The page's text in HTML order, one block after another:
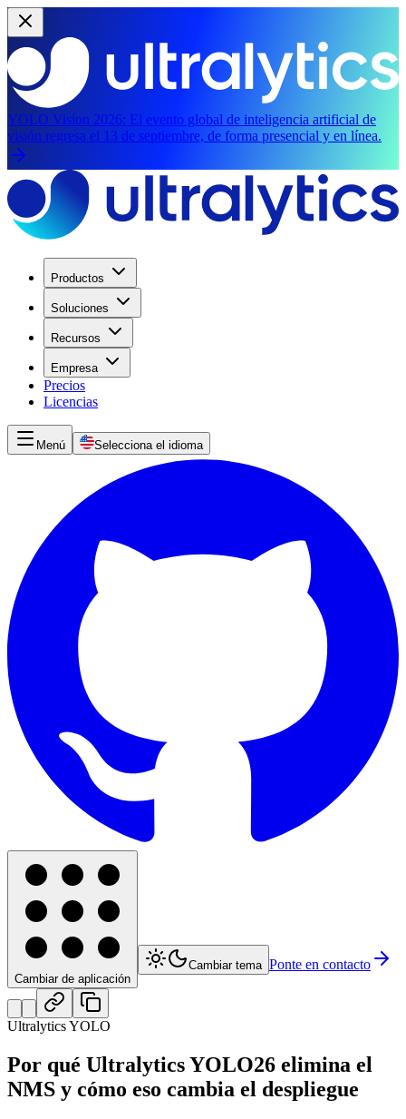
YOLO Vision 2026: El evento global de inteligencia artificial de
visión regresa el 13 de septiembre, de forma presencial y en línea.
Productos
Soluciones
Recursos
Empresa
Precios
Licencias
Menú Selecciona el idioma
Cambiar de aplicación
Cambiar tema Ponte en contacto
Ultralytics YOLO
Por qué Ultralytics YOLO26 elimina el
NMS y cómo eso cambia el despliegue